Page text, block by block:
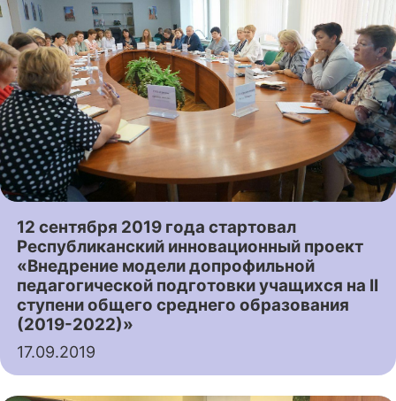
12 сентября 2019 года стартовал
Республиканский инновационный проект
«Внедрение модели допрофильной
педагогической подготовки учащихся на II
ступени общего среднего образования
(2019-2022)»
17.09.2019